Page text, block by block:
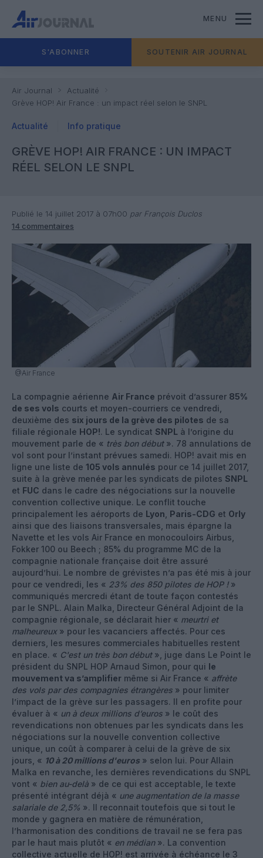
MENU
S'ABONNER SOUTENIR AIR JOURNAL
Air Journal
Actualité
Grève HOP! Air France : un impact réel selon le SNPL
Actualité Info pratique
GRÈVE HOP! AIR FRANCE : UN IMPACT
RÉEL SELON LE SNPL
Publié le 14 juillet 2017 à 07h00 par François Duclos
14 commentaires
@Air France
La compagnie aérienne Air France prévoit d’assurer 85%
de ses vols courts et moyen-courriers ce vendredi,
deuxième des six jours de la grève des pilotes de sa
filiale régionale HOP!. Le syndicat SNPL à l’origine du
mouvement parle de « très bon début». 78 annulations de
vol sont pour l’instant prévues samedi. HOP! avait mis en
ligne une liste de 105 vols annulés pour ce 14 juillet 2017,
suite à la grève menée par les syndicats de pilotes SNPL
et FUC dans le cadre des négociations sur la nouvelle
convention collective unique. Le conflit touche
principalement les aéroports de Lyon Paris-CDG et Orly
ainsi que des liaisons transversales, mais épargne la
Navette et les vols Air France en monocouloirs Airbus,
Fokker 100 ou Beech ; 85% du programme MC de la
compagnie nationale française doit être assuré
aujourd’hui. Le nombre de grévistes n’a pas été mis à jour
pour ce vendredi, les « 23% des 850 pilotes de HOP !»
communiqués mercredi étant de toute façon contestés
par le SNPL. Alain Malka, Directeur Général Adjoint de la
compagnie régionale, se déclarait hier « meurtri et
malheureux» pour les vacanciers affectés. Pour ces
derniers, les mesures commerciales habituelles restent
en place. « C'est un très bon début», juge dans Le Point le
président du SNPL HOP Arnaud Simon, pour qui le
mouvement va s’amplifier même si Air France « affrète
des vols par des compagnies étrangères » pour limiter
l’impact de la grève sur les passagers. Il en profite pour
évaluer à « un à deux millions d’euros » le coût des
revendications non obtenues par les syndicats dans les
négociations sur la nouvelle convention collective
unique, un coût à comparer à celui de la grève de six
jours, « 10 à 20 millions d'euros » selon lui. Pour Allain
Malka en revanche, les dernières revendications du SNPL
vont « bien au-delà » de ce qui est acceptable, le texte
présenté intégrant déjà « une augmentation de la masse
salariale de 2,5% ». Il reconnait toutefois que si tout le
monde y gagnera en matière de rémunération,
l’harmonisation des conditions de travail ne se fera pas
par le haut mais plutôt « en médian». La convention
collective actuelle de HOP! est arrivée à échéance le 3